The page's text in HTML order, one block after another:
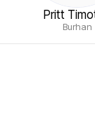
Pritt
Burhan